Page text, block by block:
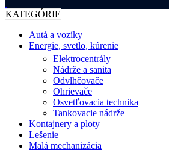
KATEGÓRIE
Autá a vozíky
Energie, svetlo, kúrenie
Elektrocentrály
Nádrže a sanita
Odvlhčovače
Ohrievače
Osvetľovacia technika
Tankovacie nádrže
Kontajnery a ploty
Lešenie
Malá mechanizácia